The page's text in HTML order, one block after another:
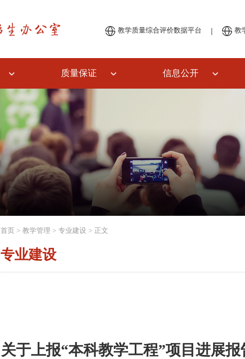
教学质量综合评价数据平台 | 教
质量保证 信息公开
首页 > 教学管理 > 专业建设 > 正文
专业建设
关于上报“本科教学工程”项目进展